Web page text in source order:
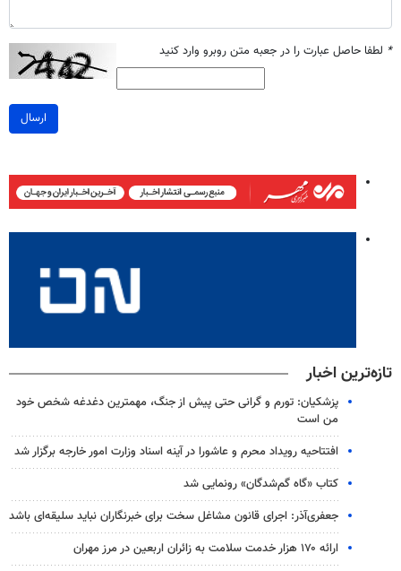
* لطفا حاصل عبارت را در جعبه متن روبرو وارد کنید
ارسال
تازه‌ترین اخبار
پزشکیان: تورم و گرانی حتی پیش از جنگ، مهمترین دغدغه شخص خود
من است
افتتاحیه رویداد محرم و عاشورا در آینه اسناد وزارت امور خارجه برگزار شد
کتاب «گاه گم‌شدگان» رونمایی شد
جعفری‌آذر: اجرای قانون مشاغل سخت برای خبرنگاران نباید سلیقه‌ای باشد
ارائه ۱۷۰ هزار خدمت سلامت به زائران اربعین در مرز مهران